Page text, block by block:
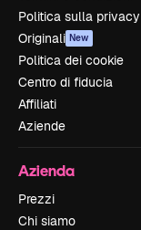
Politica sulla privacy
Originali New
Politica dei cookie
Centro di fiducia
Affiliati
Aziende
Azienda
Prezzi
Chi siamo